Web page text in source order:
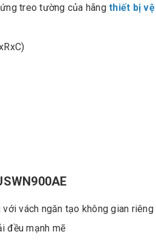
treo tường của hãng thiết bị vệ
vách ngăn tạo không gian
đều mạnh mẽ